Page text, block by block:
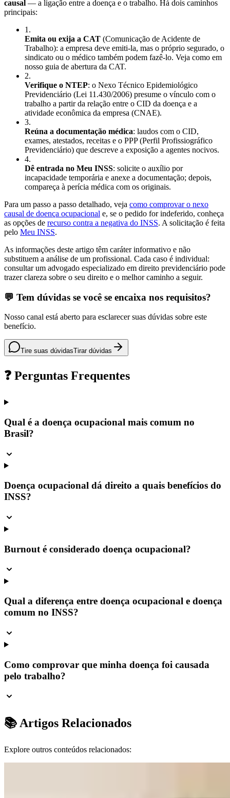
causal — a ligação entre a doença e o trabalho. Há dois caminhos
principais:
1 .
Emita ou exija a CAT (Comunicação de Acidente de
Trabalho): a empresa deve emiti-la, mas o próprio segurado, o
sindicato ou o médico também podem fazê-lo. Veja como em
nosso guia de abertura da CAT.
2.
Verifique o NTEP: o Nexo Técnico Epidemiológico
Previdenciário (Lei 11.430/2006) presume o vínculo com o
trabalho a partir da relação entre o CID da doença e a
atividade econômica da empresa (CNAE).
3.
Reúna a documentação médica: laudos com o CID,
exames, atestados, receitas e o PPP (Perfil Profissiográfico
Previdenciário) que descreve a exposição a agentes nocivos.
4.
Dê entrada no Meu INSS: solicite o auxílio por
incapacidade temporária e anexe a documentação; depois,
compareça à perícia médica com os originais.
Para um passo a passo detalhado, veja como comprovar o nexo
causal de doença ocupacional e, se o pedido for indeferido, conheça
as opções de recurso contra a negativa do INSS. A solicitação é feita
pelo Meu INSS.
As informações deste artigo têm caráter informativo e não
substituem a análise de um profissional. Cada caso é individual:
consultar um advogado especializado em direito previdenciário pode
trazer clareza sobre o seu direito e o melhor caminho a seguir.
💬 Tem dúvidas se você se encaixa nos requisitos?
Nosso canal está aberto para esclarecer suas dúvidas sobre este
benefício.
Tire suas dúvidasTirar dúvidas
❓ Perguntas Frequentes
Qual é a doença ocupacional mais comum no
Brasil?
Doença ocupacional dá direito a quais benefícios do
INSS?
Burnout é considerado doença ocupacional?
Qual a diferença entre doença ocupacional e doença
comum no INSS?
Como comprovar que minha doença foi causada
pelo trabalho?
📚 Artigos Relacionados
Explore outros conteúdos relacionados: